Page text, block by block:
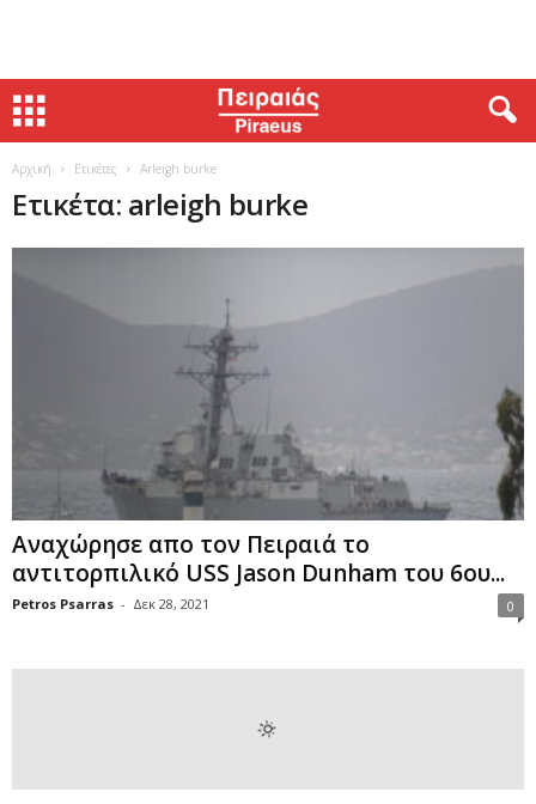
Αρχική Ετικέτες Arleigh burke
Ετικέτα: arleigh burke
Αναχώρησε απο τον Πειραιά το
αντιτορπιλικό USS Jason Dunham του 6ου...
Petros Psarras - Δεκ 28, 2021 0